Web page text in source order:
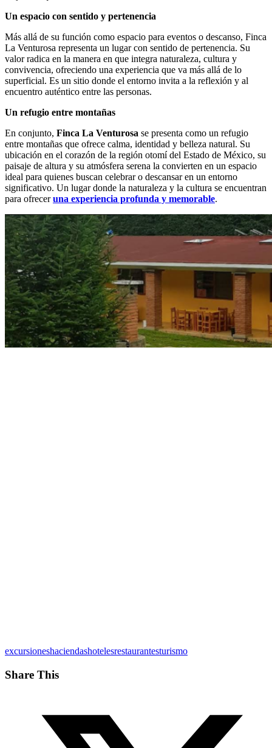
Un espacio con sentido y pertenencia
Más allá de su función como espacio para eventos o descanso, Finca
La Venturosa representa un lugar con sentido de pertenencia. Su
valor radica en la manera en que integra naturaleza, cultura y
convivencia, ofreciendo una experiencia que va más allá de lo
superficial. Es un sitio donde el entorno invita a la reflexión y al
encuentro auténtico entre las personas.
Un refugio entre montañas
En conjunto, Finca La Venturosa se presenta como un refugio
entre montañas que ofrece calma, identidad y belleza natural. Su
ubicación en el corazón de la región otomí del Estado de México, su
paisaje de altura y su atmósfera serena la convierten en un espacio
ideal para quienes buscan celebrar o descansar en un entorno
significativo. Un lugar donde la naturaleza y la cultura se encuentran
para ofreceruna experiencia profunda y memorable.
excursioneshaciendashotelesrestaurantesturismo
Share This